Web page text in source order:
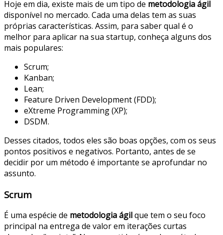
Hoje em dia, existe mais de um tipo de metodologia ágil
disponível no mercado. Cada uma delas tem as suas
próprias características. Assim, para saber qual é o
melhor para aplicar na sua startup, conheça alguns dos
mais populares:
Scrum;
Kanban;
Lean;
Feature Driven Development (FDD);
eXtreme Programming (XP);
DSDM.
Desses citados, todos eles são boas opções, com os seus
pontos positivos e negativos. Portanto, antes de se
decidir por um método é importante se aprofundar no
assunto.
Scrum
É uma espécie de metodologia ágilque tem o seu foco
principal na entrega de valor em iterações curtas